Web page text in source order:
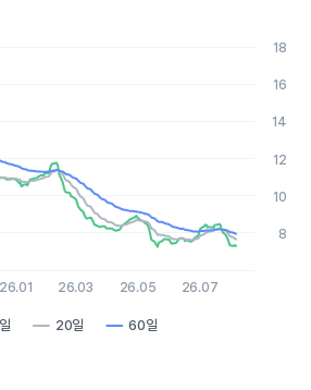
displaying Time. Data ranges from
displaying values. Data ranges from
20일 60일
26.01 26.03 26.05 26.07
8
10
12
14
16
18